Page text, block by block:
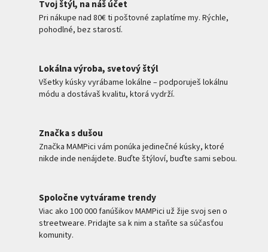
Tvoj štýl, na náš účet
Pri nákupe nad 80€ ti poštovné zaplatíme my. Rýchle,
pohodlné, bez starostí.
Lokálna výroba, svetový štýl
Všetky kúsky vyrábame lokálne – podporuješ lokálnu
módu a dostávaš kvalitu, ktorá vydrží.
Značka s dušou
Značka MAMPici vám ponúka jedinečné kúsky, ktoré
nikde inde nenájdete. Buďte štýloví, buďte sami sebou.
Spoločne vytvárame trendy
Viac ako 100 000 fanúšikov MAMPici už žije svoj sen o
streetweare. Pridajte sa k nim a staňte sa súčasťou
komunity.